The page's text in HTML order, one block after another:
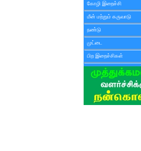
கோழி இறைச்சி
மீன் மற்றும் கருவாடு
நண்டு
முட்டை
பிற இறைச்சிகள்